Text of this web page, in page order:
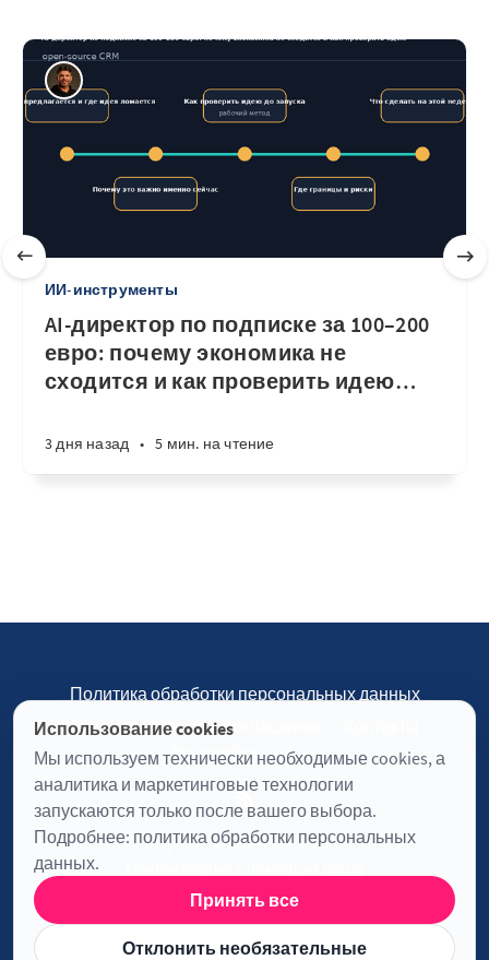
ИИ-инструменты
AI-директор по подписке за 100–200
евро: почему экономика не
сходится и как проверить идею…
3 дня назад • 5 мин. на чтение
Использование cookies
Мы используем технически необходимые cookies, а
аналитика и маркетинговые технологии
запускаются только после вашего выбора.
Подробнее: политика обработки персональных
данных.
Принять все
Отклонить необязательные
Политика обработки персональных данных
Пользовательское соглашение
Настройки cookies
Журнал «Отинофф» © 2026
Информация о лицензии JavaScript